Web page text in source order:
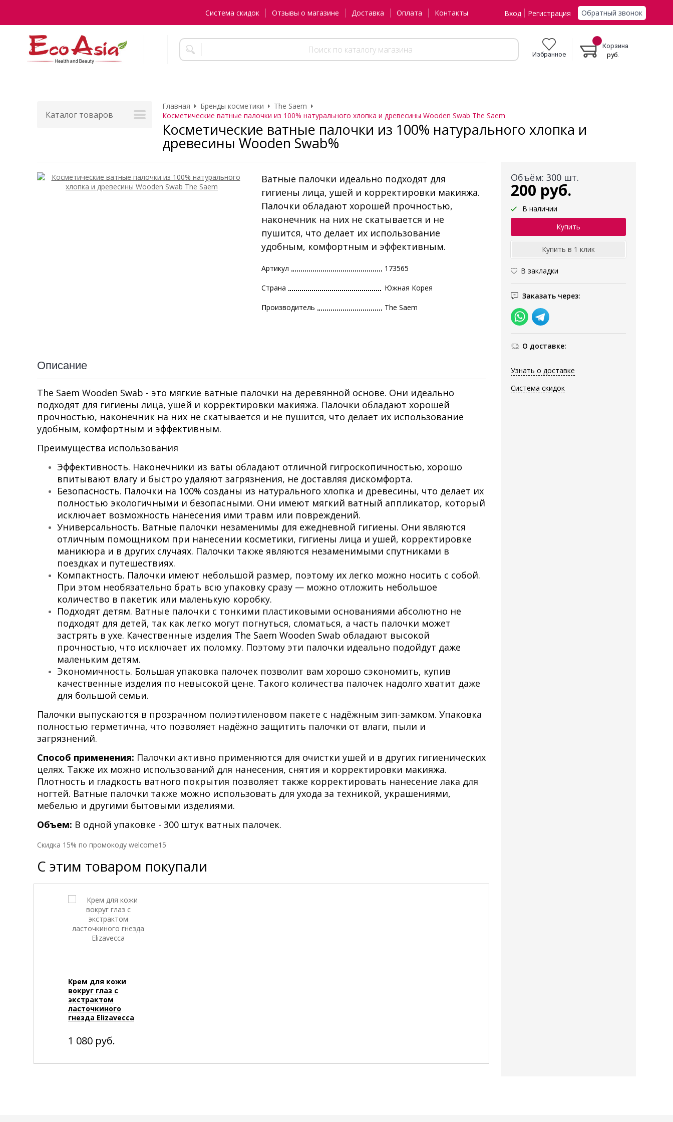
Система скидок Отзывы о магазине Доставка Оплата Контакты Вход Регистрация Обратный звонок
Избранное
Корзина
руб.
Каталог товаров
Главная Бренды косметики
The Saem
Косметические ватные палочки из 100% натурального хлопка и древесины Wooden Swab The Saem
Косметические ватные палочки из 100% натурального хлопка и
древесины Wooden Swab%
Объём: 300 шт.
200 руб.
В наличии
В закладки
Заказать через:
О доставке:
Узнать о доставке
Система скидок
Ватные палочки идеально подходят для
гигиены лица, ушей и корректировки макияжа.
Палочки обладают хорошей прочностью,
наконечник на них не скатывается и не
пушится, что делает их использование
удобным, комфортным и эффективным.
Артикул 173565
Страна Южная Корея
Производитель The Saem
Описание
The Saem Wooden Swab - это мягкие ватные палочки на деревянной основе. Они идеально
подходят для гигиены лица, ушей и корректировки макияжа. Палочки обладают хорошей
прочностью, наконечник на них не скатывается и не пушится, что делает их использование
удобным, комфортным и эффективным.
Преимущества использования
Эффективность. Наконечники из ваты обладают отличной гигроскопичностью, хорошо
впитывают влагу и быстро удаляют загрязнения, не доставляя дискомфорта.
Безопасность. Палочки на 100% созданы из натурального хлопка и древесины, что делает их
полностью экологичными и безопасными. Они имеют мягкий ватный аппликатор, который
исключает возможность нанесения ими травм или повреждений.
Универсальность. Ватные палочки незаменимы для ежедневной гигиены. Они являются
отличным помощником при нанесении косметики, гигиены лица и ушей, корректировке
маникюра и в других случаях. Палочки также являются незаменимыми спутниками в
поездках и путешествиях.
Компактность. Палочки имеют небольшой размер, поэтому их легко можно носить с собой.
При этом необязательно брать всю упаковку сразу — можно отложить небольшое
количество в пакетик или маленькую коробку.
Подходят детям. Ватные палочки с тонкими пластиковыми основаниями абсолютно не
подходят для детей, так как легко могут погнуться, сломаться, а часть палочки может
застрять в ухе. Качественные изделия The Saem Wooden Swab обладают высокой
прочностью, что исключает их поломку. Поэтому эти палочки идеально подойдут даже
маленьким детям.
Экономичность. Большая упаковка палочек позволит вам хорошо сэкономить, купив
качественные изделия по невысокой цене. Такого количества палочек надолго хватит даже
для большой семьи.
Палочки выпускаются в прозрачном полиэтиленовом пакете с надёжным зип-замком. Упаковка
полностью герметична, что позволяет надёжно защитить палочки от влаги, пыли и
загрязнений.
Способ применения: Палочки активно применяются для очистки ушей и в других гигиенических
целях. Также их можно использований для нанесения, снятия и корректировки макияжа.
Плотность и гладкость ватного покрытия позволяет также корректировать нанесение лака для
ногтей. Ватные палочки также можно использовать для ухода за техникой, украшениями,
мебелью и другими бытовыми изделиями.
Объем: В одной упаковке - 300 штук ватных палочек.
Cкидка 15% по промокоду welcome15
С этим товаром покупали
Крем для кожи
вокруг глаз с
экстрактом
ласточкиного
гнезда Elizavecca
1 080 руб.